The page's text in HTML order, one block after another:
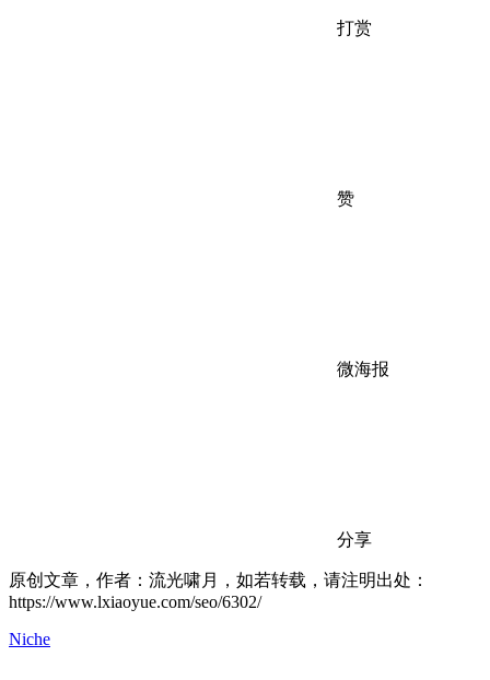
打赏
赞
微海报
分享
原创文章，作者：流光啸月，如若转载，请注明出处：
https://www.lxiaoyue.com/seo/6302/
Niche